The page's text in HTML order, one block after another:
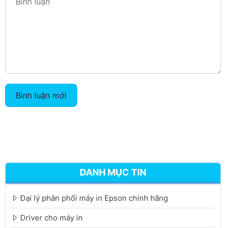
Bình luận mới
DANH MỤC TIN
Đại lý phân phối máy in Epson chính hãng
Driver cho máy in